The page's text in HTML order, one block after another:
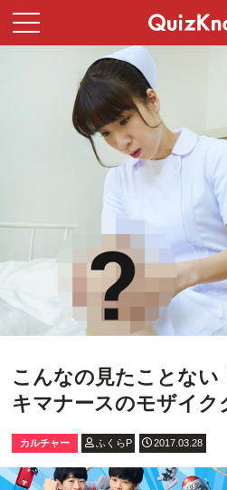
こんなの見たことない
キマナースのモザイク
カルチャー ふくらP 2017.03.28